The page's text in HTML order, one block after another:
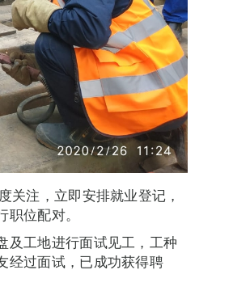
关注，立即安排就业登记，
位配对。
及工地进行面试见工，工种
经过面试，已成功获得聘